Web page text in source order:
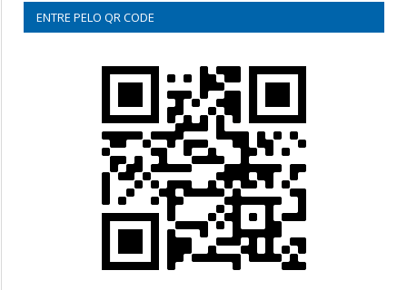
ENTRE PELO QR CODE